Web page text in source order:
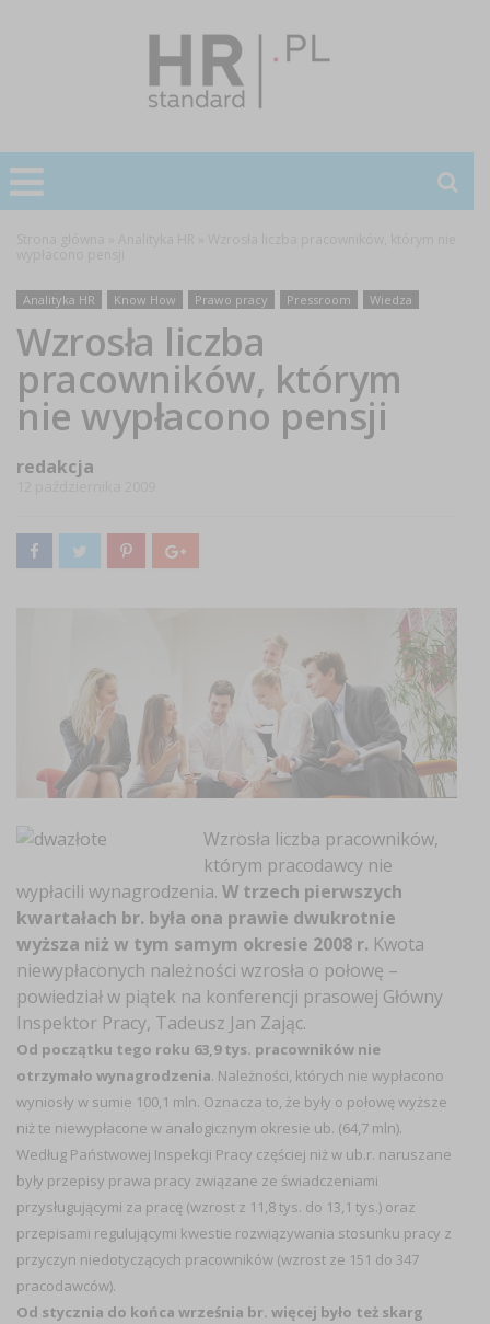
Analityka HR Know How Prawo pracy Pressroom Wiedza
Wzrosła liczba
pracowników, którym
nie wypłacono pensji
redakcja
Wzrosła liczba pracowników,
którym pracodawcy nie
wypłacili wynagrodzenia. W trzech pierwszych
kwartałach br. była ona prawie dwukrotnie
wyższa niż w tym samym okresie 2008 r. Kwota
niewypłaconych należności wzrosła o połowę –
powiedział w piątek na konferencji prasowej Główny
Inspektor Pracy, Tadeusz Jan Zając.
Od początku tego roku 63,9 tys. pracowników nie
otrzymało wynagrodzenia. Należności, których nie wypłacono
wyniosły w sumie 100,1 mln. Oznacza to, że były o połowę wyższe
niż te niewypłacone w analogicznym okresie ub. (64,7 mln).
Według Państwowej Inspekcji Pracy częściej niż w ub.r. naruszane
były przepisy prawa pracy związane ze świadczeniami
przysługującymi za pracę (wzrost z 11,8 tys. do 13,1 tys.) oraz
przepisami regulującymi kwestie rozwiązywania stosunku pracy z
przyczyn niedotyczących pracowników (wzrost ze 151 do 347
pracodawców).
Od stycznia do końca września br. więcej było też skarg